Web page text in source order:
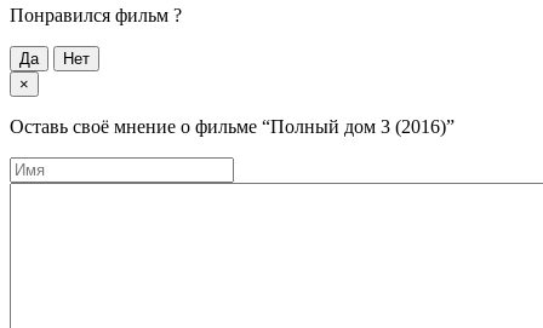
Понравился фильм ?
Да
Нет
×
Оставь своё мнение о фильме “Полный дом 3 (2016)”